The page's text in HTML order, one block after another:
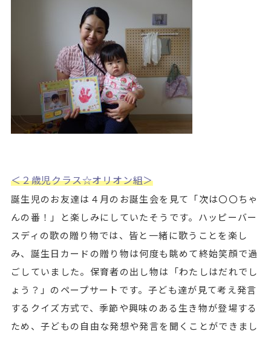
＜２歳児クラス☆オリオン組＞
誕生児のお友達は４月のお誕生会を見て「次は〇〇ちゃ
んの番！」と楽しみにしていたそうです。ハッピーバー
スディの歌の贈り物では、皆と一緒に歌うことを楽し
み、誕生日カードの贈り物は何度も眺めて終始笑顔で過
ごしていました。保育者の出し物は「わたしはだれでし
ょう？」のペープサートです。子ども達が見て考え発言
するクイズ方式で、季節や興味のある生き物が登場する
ため、子どもの自由な発想や発言を聞くことができまし